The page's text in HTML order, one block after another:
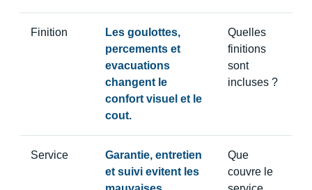
Finition
Les goulottes,
percements et
evacuations
changent le
confort visuel et le
cout.
Quelles
finitions
sont
incluses ?
Service
Garantie, entretien
et suivi evitent les
Que
couvre le